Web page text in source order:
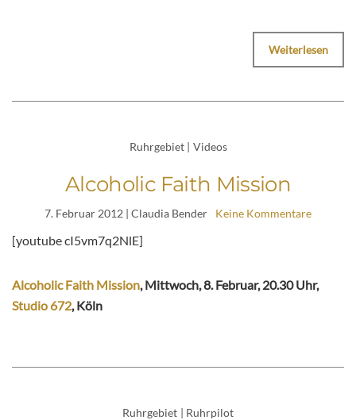
Weiterlesen
Ruhrgebiet Videos
Alcoholic Faith Mission
7. Februar 2012 | Claudia Bender Keine Kommentare
[youtube cI5vm7q2NlE]
Alcoholic Faith Mission, Mittwoch, 8. Februar, 20.30 Uhr,
Studio 672, Köln
Ruhrgebiet | Ruhrpilot